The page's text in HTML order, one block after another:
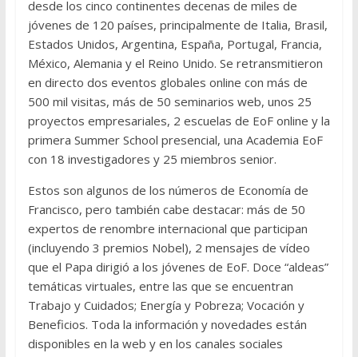
desde los cinco continentes decenas de miles de
jóvenes de 120 países, principalmente de Italia, Brasil,
Estados Unidos, Argentina, España, Portugal, Francia,
México, Alemania y el Reino Unido. Se retransmitieron
en directo dos eventos globales online con más de
500 mil visitas, más de 50 seminarios web, unos 25
proyectos empresariales, 2 escuelas de EoF online y la
primera Summer School presencial, una Academia EoF
con 18 investigadores y 25 miembros senior.
Estos son algunos de los números de Economía de
Francisco, pero también cabe destacar: más de 50
expertos de renombre internacional que participan
(incluyendo 3 premios Nobel), 2 mensajes de vídeo
que el Papa dirigió a los jóvenes de EoF. Doce “aldeas”
temáticas virtuales, entre las que se encuentran
Trabajo y Cuidados; Energía y Pobreza; Vocación y
Beneficios. Toda la información y novedades están
disponibles en la web y en los canales sociales